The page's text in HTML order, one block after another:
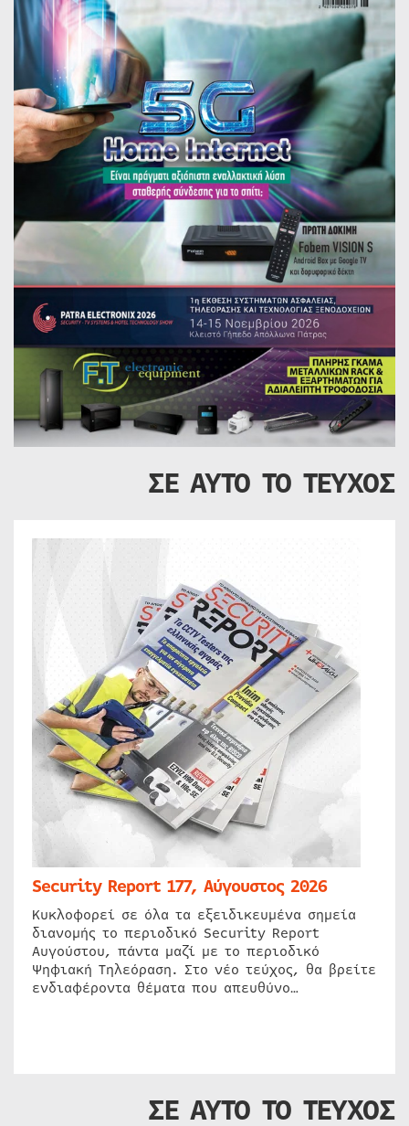
ΣΕ ΑΥΤΟ ΤΟ ΤΕΥΧΟΣ
Security Report 177, Αύγουστος 2026
Κυκλοφορεί σε όλα τα εξειδικευμένα σημεία
διανομής το περιοδικό Security Report
Αυγούστου, πάντα μαζί με το περιοδικό
Ψηφιακή Τηλεόραση. Στο νέο τεύχος, θα βρείτε
ενδιαφέροντα θέματα που απευθύνο…
ΣΕ ΑΥΤΟ ΤΟ ΤΕΥΧΟΣ